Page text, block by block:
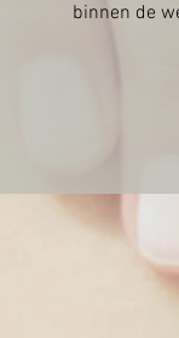
binnen de